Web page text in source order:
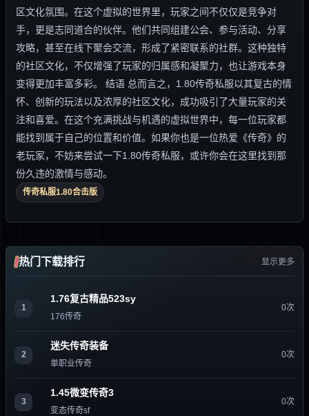
区文化氛围。在这个虚拟的世界里，玩家之间不仅仅是竞争对
手，更是志同道合的伙伴。他们共同组建公会、参与活动、分享
攻略，甚至在线下聚会交流，形成了紧密联系的社群。这种独特
的社区文化，不仅增强了玩家的归属感和凝聚力，也让游戏本身
变得更加丰富多彩。 结语 总而言之，1.80传奇私服以其复古的情
怀、创新的玩法以及浓厚的社区文化，成功吸引了大量玩家的关
注和喜爱。在这个充满挑战与机遇的虚拟世界中，每一位玩家都
能找到属于自己的位置和价值。如果你也是一位热爱《传奇》的
老玩家，不妨来尝试一下1.80传奇私服，或许你会在这里找到那
份久违的激情与感动。
传奇私服1.80合击版
热门下载排行 显示更多
1
1.76复古精品523sy
176传奇
0次
2
迷失传奇装备
单职业传奇
0次
3
1.45微变传奇3
变态传奇sf
0次